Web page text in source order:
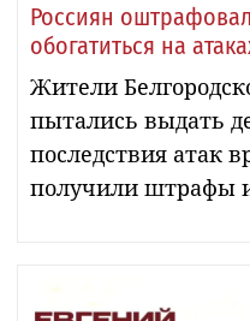
Россиян
обогатиться на
Жители
пытались выдать
последствия атак
получили штрафы